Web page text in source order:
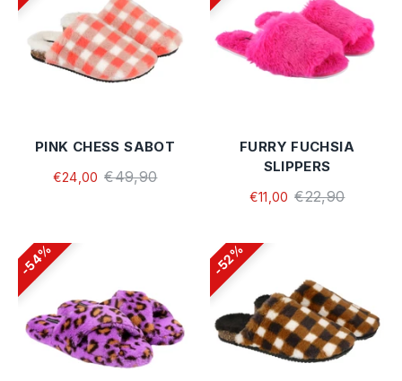
PINK CHESS SABOT
€24,00 €49,90
FURRY FUCHSIA
SLIPPERS
€11,00 €22,90
54% 52%